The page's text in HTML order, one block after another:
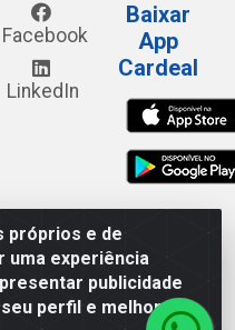
próprios e de
experiência
publicidade
perfil e melhorar a
Facebook
LinkedIn
Baixar
App
Cardeal
Alto do Moura, 582 - Alto
55.040-120 - CNPJ
62